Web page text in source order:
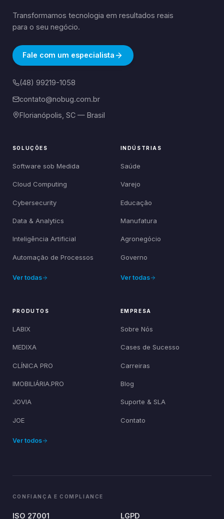
Transformamos tecnologia em resultados reais
para o seu negócio.
Fale com um especialista
(48) 99219-1058
contato@nobug.com.br
Florianópolis, SC — Brasil
SOLUÇÕES
Software sob Medida
Cloud Computing
Cybersecurity
Data & Analytics
Inteligência Artificial
Automação de Processos
Ver todas
INDÚSTRIAS
Saúde
Varejo
Educação
Manufatura
Agronegócio
Governo
Ver todas
PRODUTOS
LABIX
MEDIXA
CLÍNICA PRO
IMOBILIÁRIA.PRO
JOVIA
JOE
Ver todos
EMPRESA
Sobre Nós
Cases de Sucesso
Carreiras
Blog
Suporte & SLA
Contato
CONFIANÇA E COMPLIANCE
ISO 27001 LGPD